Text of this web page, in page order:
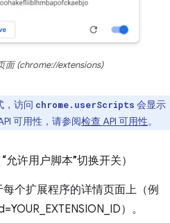
面 (chrome://extensions)
，访问 chrome.userScripts 会显示
可用性，请参阅检查 API 可用性。
许用户脚本”切换开关）
个扩展程序的详情页面上（例
）。